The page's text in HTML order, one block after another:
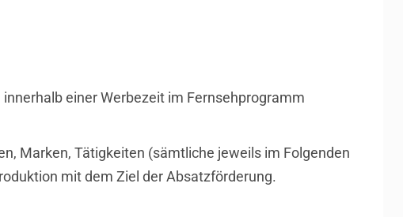
einer Werbezeit im Fernsehprogramm
Marken, Tätigkeiten (sämtliche jeweils im Folgenden
mit dem Ziel der Absatzförderung.